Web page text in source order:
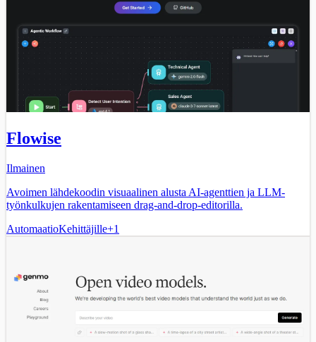
Flowise
Ilmainen
Avoimen lähdekoodin visuaalinen alusta AI-agenttien ja LLM-
työnkulkujen rakentamiseen drag-and-drop-editorilla.
AutomaatioKehittäjille+1